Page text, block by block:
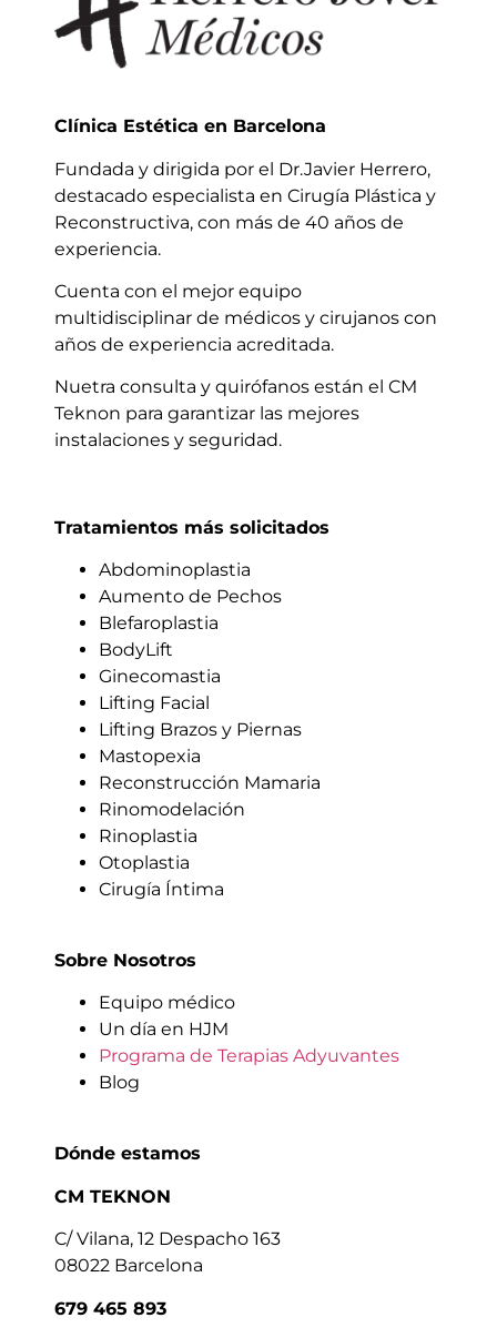
Clínica Estética en Barcelona
Fundada y dirigida por el Dr.Javier Herrero,
destacado especialista en Cirugía Plástica y
Reconstructiva, con más de 40 años de
experiencia.
Cuenta con el mejor equipo
multidisciplinar de médicos y cirujanos con
años de experiencia acreditada.
Nuetra consulta y quirófanos están el CM
Teknon para garantizar las mejores
instalaciones y seguridad.
Tratamientos más solicitados
Abdominoplastia
Aumento de Pechos
Blefaroplastia
BodyLift
Ginecomastia
Lifting Facial
Lifting Brazos y Piernas
Mastopexia
Reconstrucción Mamaria
Rinomodelación
Rinoplastia
Otoplastia
Cirugía Íntima
Sobre Nosotros
Equipo médico
Un día en HJM
Programa de Terapias Adyuvantes
Blog
Dónde estamos
CM TEKNON
C/ Vilana, 12 Despacho 163
08022 Barcelona
679 465 893